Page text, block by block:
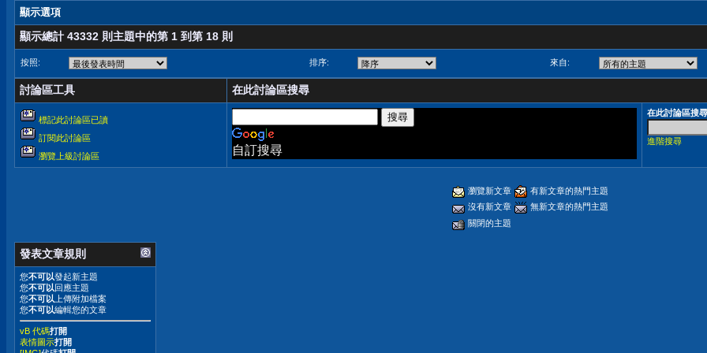
顯示選項
顯示總計 43332 則主題中的第 1 到第 18 則
按照: 排序: 來自:
討論區工具 在此討論區搜尋
標記此討論區已讀
訂閱此討論區
瀏覽上級討論區
自訂搜尋
在此討論區搜尋
進階搜尋
瀏覽新文章
有新文章的熱門主題
沒有新文章
無新文章的熱門主題
關閉的主題
發表文章規則
您不可以發起新主題
您不可以回應主題
您不可以 上傳附加檔案
您不可以編輯您的文章
vB 代碼打開
表情圖示打開